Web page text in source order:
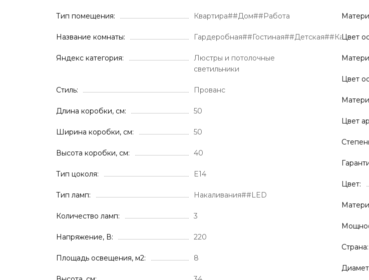
Тип помещения Квартира##Дом##Работа
Название комнаты
Яндекс категория
Люстры и потолочные
светильники
Стиль Прованс
Длина коробки, см 50
Ширина коробки, см 50
Высота коробки, см 40
Тип цоколя E14
Тип ламп Накаливания##LED
Количество ламп 3
Напряжение, В 220
Площадь освещения, м2 8
Цвет
Цвет
Цвет
Цвет
Страна